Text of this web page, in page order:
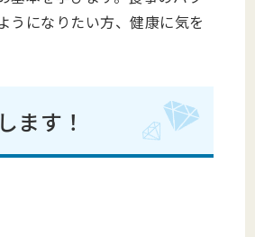
うになりたい方、健康に気を
ます！